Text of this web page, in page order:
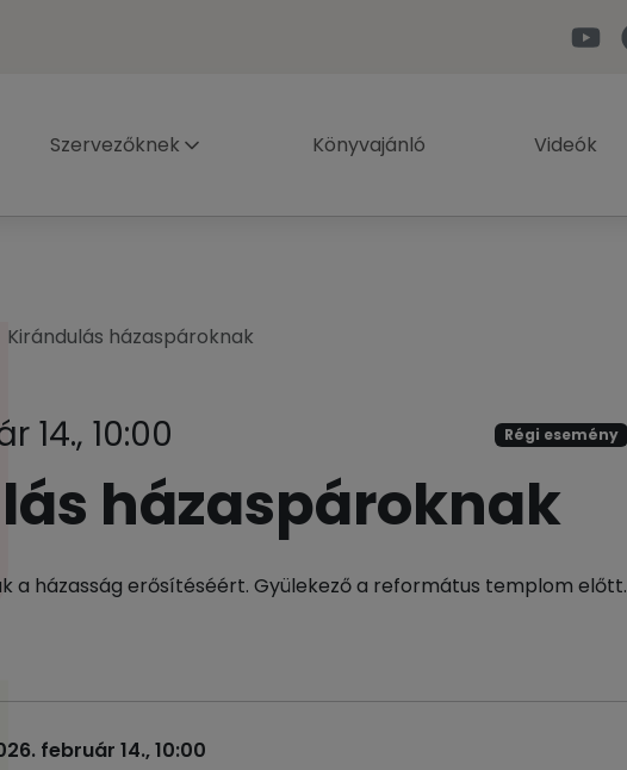
Szervezőknek Könyvajánló Videók
Kirándulás házaspároknak
14., 10:00 Régi esemény
házaspároknak
a házasság erősítéséért. Gyülekező a református templom előtt.
február 14., 10:00